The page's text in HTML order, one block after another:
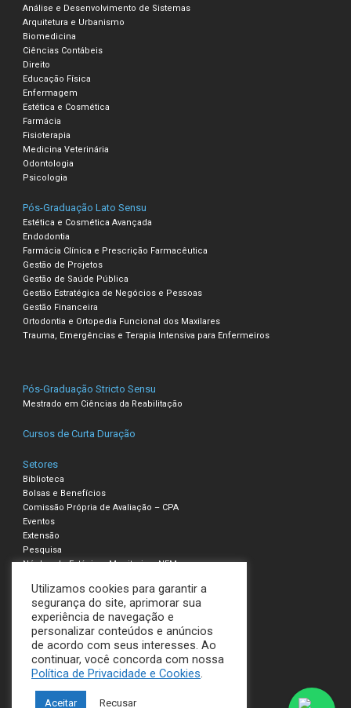
Análise e Desenvolvimento de Sistemas
Arquitetura e Urbanismo
Biomedicina
Ciências Contábeis
Direito
Educação Física
Enfermagem
Estética e Cosmética
Farmácia
Fisioterapia
Medicina Veterinária
Odontologia
Psicologia
Pós-Graduação Lato Sensu
Estética e Cosmética Avançada
Endodontia
Farmácia Clínica e Prescrição Farmacêutica
Gestão de Projetos
Gestão de Saúde Pública
Gestão Estratégica de Negócios e Pessoas
Gestão Financeira
Ortodontia e Ortopedia Funcional dos Maxilares
Trauma, Emergências e Terapia Intensiva para Enfermeiros
Pós-Graduação Stricto Sensu
Mestrado em Ciências da Reabilitação
Cursos de Curta Duração
Setores
Biblioteca
Bolsas e Benefícios
Comissão Própria de Avaliação – CPA
Eventos
Extensão
Pesquisa
Núcleo de Estágio e Monitoria – NEM
Compliance – Ouvidoria
Política de Privacidade e Cookies
Termos de Uso
UNILAVRAS
Utilizamos cookies para garantir a
segurança do site, aprimorar sua
experiência de navegação e
personalizar conteúdos e anúncios
de acordo com seus interesses. Ao
continuar, você concorda com nossa
Política de Privacidade e Cookies.
Aceitar Recusar